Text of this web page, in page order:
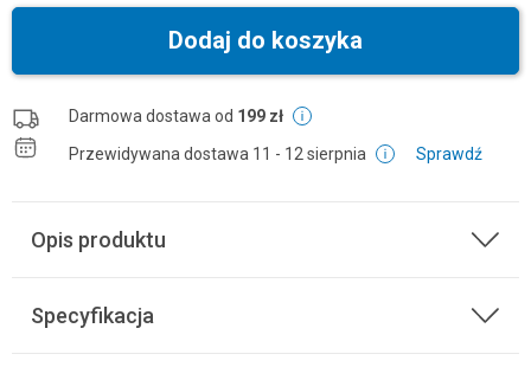
Dodaj do koszyka
Darmowa dostawa od 199 zł
Przewidywana dostawa 11 - 12 sierpnia Sprawdź
Opis produktu
Specyfikacja